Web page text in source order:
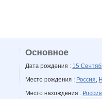
Основное
Дата рождения : 15
Место рождения : Россия,
Место нахождения : Россия